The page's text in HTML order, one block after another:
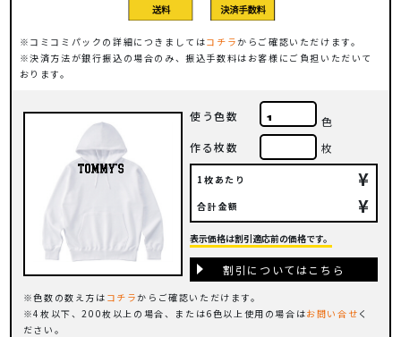
コミコミパックの詳細につきましてはコチラからご確認いただけます。
決済方法が銀行振込の場合のみ、振込手数料はお客様にご負担いただいて
おります。
使う色数
色
作る枚数
枚
1枚あたり ¥
合計金額 ¥
色数の数え方は コチラからご確認いただけます。
4枚以下、200枚以上の場合、または6色以上使用の場合はお問い合せ く
ださい。
表示価格は割引適応前の価格です。
割引についてはこちら